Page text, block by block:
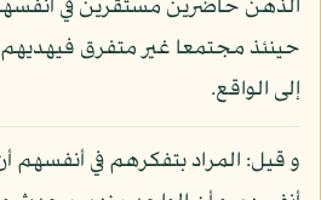
الذهن حاضرين مستقرين في
حينئذ مجتمعا غير متفرق
إلى الواقع.
و قيل: المراد بتفكرهم في أنفسهم